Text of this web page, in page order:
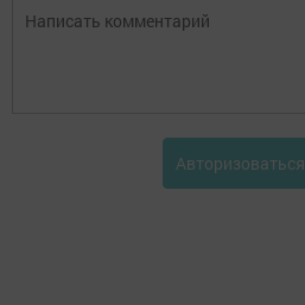
Авторизоваться